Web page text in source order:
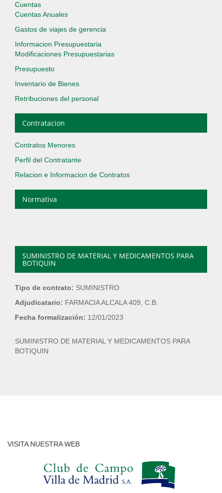
Cuentas
Cuentas Anuales
Gastos de viajes de gerencia
Informacion Presupuestaria
Modificaciones Presupuestarias
Presupuesto
Inventario de Bienes
Retribuciones del personal
Contratacion
Contratos Menores
Perfil del Contratante
Relacion e Informacion de Contratos
Normativa
SUMINISTRO DE MATERIAL Y MEDICAMENTOS PARA
BOTIQUIN
Tipo de contrato: SUMINISTRO
Adjudicatario: FARMACIA ALCALA 409, C.B.
Fecha formalización: 12/01/2023
SUMINISTRO DE MATERIAL Y MEDICAMENTOS PARA
BOTIQUIN
VISITA NUESTRA WEB